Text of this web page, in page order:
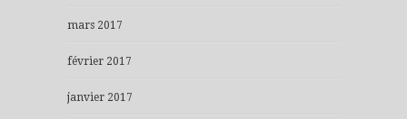
mars 2017
février 2017
janvier 2017